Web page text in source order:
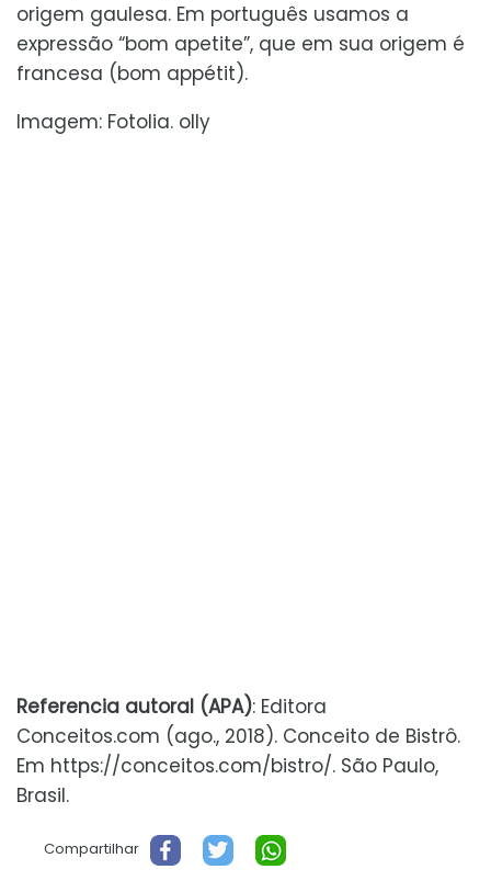
origem gaulesa. Em português usamos a
expressão “bom apetite”, que em sua origem é
francesa (bom appétit).
Imagem: Fotolia. olly
Referencia autoral (APA): Editora
Conceitos.com (ago., 2018). Conceito de Bistrô.
Em https://conceitos.com/bistro/. São Paulo,
Brasil.
Compartilhar